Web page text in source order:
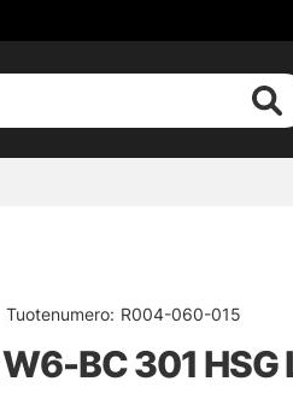
Tuotenumero: R004-060-015
BC 301 HSG